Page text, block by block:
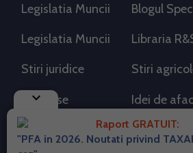
keyboard_arrow_down
Raport GRATUIT:
"PFA in 2026. Noutati privind
Legislatia Muncii Blogul
Legislatia Muncii Libraria
Stiri juridice Stiri
AdSense Idei de